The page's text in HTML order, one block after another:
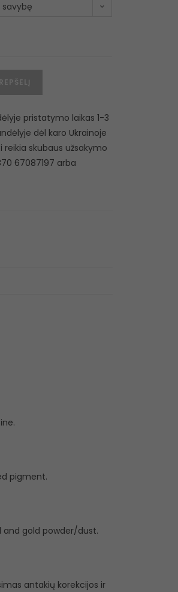
savybę
pristatymo laikas 1-3
dėl karo Ukrainoje
skubaus užsakymo
67087197 arba
pigment.
gold powder/dust.
antakių korekcijos ir